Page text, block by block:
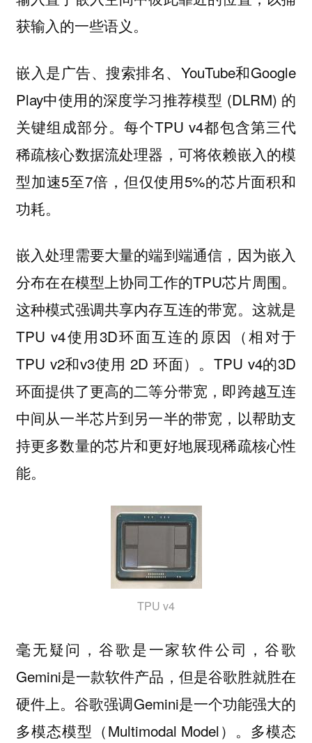
获输入的一些语义。
嵌入是广告、搜索排名、YouTube和Google
Play中使用的深度学习推荐模型 (DLRM) 的
关键组成部分。每个TPU v4都包含第三代
稀疏核心数据流处理器，可将依赖嵌入的模
型加速5至7倍，但仅使用5%的芯片面积和
功耗。
嵌入处理需要大量的端到端通信，因为嵌入
分布在在模型上协同工作的TPU芯片周围。
这种模式强调共享内存互连的带宽。这就是
TPU v4使用3D环面互连的原因（相对于
TPU v2和v3使用 2D 环面）。TPU v4的3D
环面提供了更高的二等分带宽，即跨越互连
中间从一半芯片到另一半的带宽，以帮助支
持更多数量的芯片和更好地展现稀疏核心性
能。
TPU v4
毫无疑问，谷歌是一家软件公司，谷歌
Gemini是一款软件产品，但是谷歌胜就胜在
硬件上。谷歌强调Gemini是一个功能强大的
多模态模型（Multimodal Model）。多模态